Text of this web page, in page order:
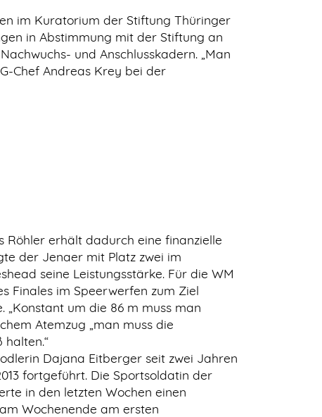
im Kuratorium der Stiftung Thüringer
in Abstimmung mit der Stiftung an
und Anschlusskadern. „Man
Chef Andreas Krey bei der
erhält dadurch eine finanzielle
der Jenaer mit Platz zwei im
seine Leistungsstärke. Für die WM
Finales im Speerwerfen zum Ziel
um die 86 m muss man
Atemzug „man muss die
Dajana Eitberger seit zwei Jahren
fortgeführt. Die Sportsoldatin der
in den letzten Wochen einen
Wochenende am ersten